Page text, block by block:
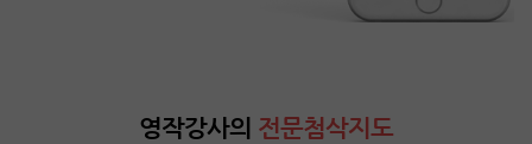
영작강사의 전문첨삭지도